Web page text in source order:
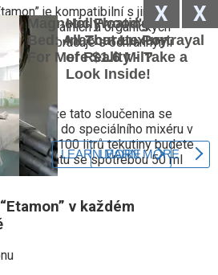
X
X
je kompatibilní s jinými
minerálních a organických
spolupracuje s ochrannými
zajímat, že tato sloučenina se
se do speciálního mixéru v
Na 100 litrů tekutiny budete
se spotřebou 50 ml
v každém